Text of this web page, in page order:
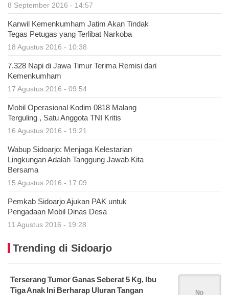
8 September 2016 - 14:57
Kanwil Kemenkumham Jatim Akan Tindak
Tegas Petugas yang Terlibat Narkoba
18 Agustus 2016 - 10:38
7.328 Napi di Jawa Timur Terima Remisi dari
Kemenkumham
17 Agustus 2016 - 09:54
Mobil Operasional Kodim 0818 Malang
Terguling , Satu Anggota TNI Kritis
16 Agustus 2016 - 19:21
Wabup Sidoarjo: Menjaga Kelestarian
Lingkungan Adalah Tanggung Jawab Kita
Bersama
15 Agustus 2016 - 17:09
Pemkab Sidoarjo Ajukan PAK untuk
Pengadaan Mobil Dinas Desa
11 Agustus 2016 - 19:28
Trending di Sidoarjo
Terserang Tumor Ganas Seberat 5 Kg, Ibu
Tiga Anak Ini Berharap Uluran Tangan